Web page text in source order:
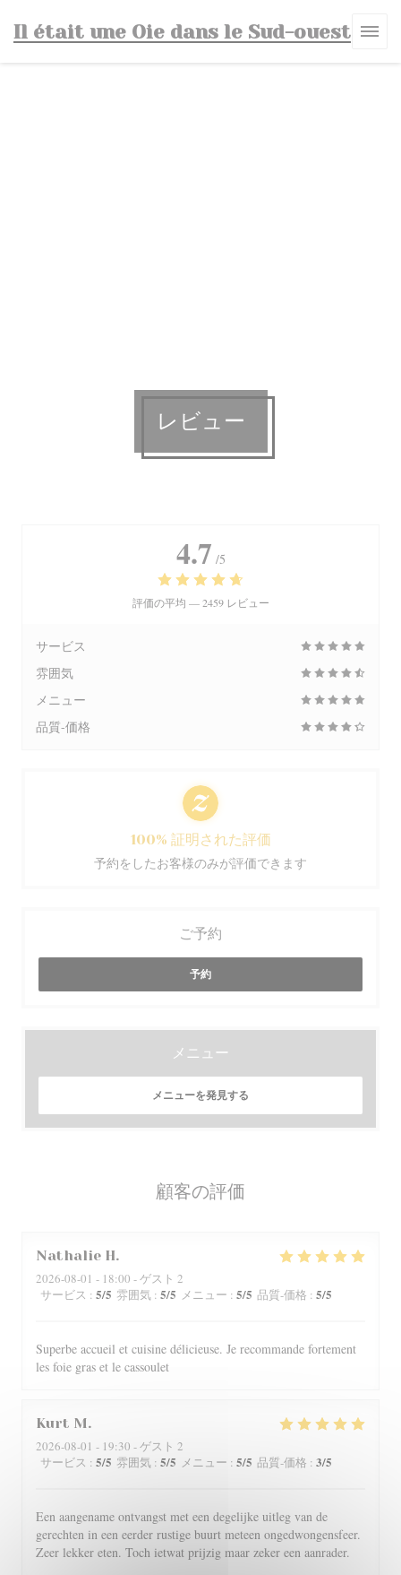
Il était une Oie dans le Sud-ouest
レビュー
顧客の評価
Nathalie H
2026-08-01 - 18:00 - ゲスト 2
サービス : 5/5 雰囲気 : 5/5 メニュー : 5/5 品質-価格 : 5/5
Superbe accueil et cuisine délicieuse. Je recommande fortement
les foie gras et le cassoulet
Kurt M
2026-08-01 - 19:30 - ゲスト 2
サービス : 5/5 雰囲気 : 5/5 メニュー : 5/5 品質-価格 : 3/5
Een aangename ontvangst met een degelijke uitleg van de
gerechten in een eerder rustige buurt meteen ongedwongensfeer.
Zeer lekker eten. Toch ietwat prijzig maar zeker een aanrader.
4.7 /5
評価の平均 —2459 レビュー
サービス
雰囲気
メニュー
品質-価格
100% 証明された評価
予約をしたお客様のみが評価できます
ご予約
予約
メニュー
メニューを発見する